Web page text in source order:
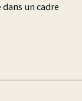
un cadre